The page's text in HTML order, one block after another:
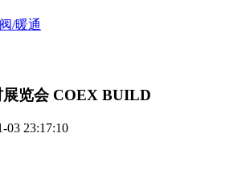
/暖通
览会 COEX BUILD
03 23:17:10